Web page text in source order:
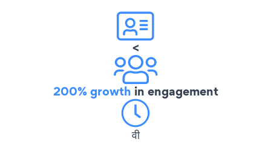
<
200% growth in engagement
वी